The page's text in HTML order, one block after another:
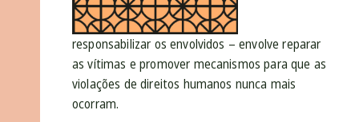
responsabilizar os envolvidos – envolve reparar
as vítimas e promover mecanismos para que as
violações de direitos humanos nunca mais
ocorram.